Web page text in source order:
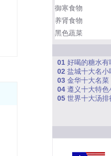
御寒食物
养肾食物
黑色蔬菜
01 好喝的糖水有
02 盐城十大名小吃排
03 金华十大名菜
04 遵义十大特色小
05 世界十大汤排行